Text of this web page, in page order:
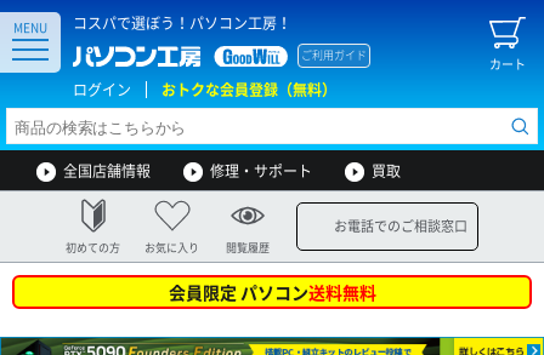
コスパで選ぼう！パソコン工房！
カート
ご利用ガイド
ログイン おトクな会員登録（無料）
MENU
全国店舗情報 修理・サポート 買取
初めての方 お気に入り 閲覧履歴
お電話でのご相談窓口
会員限定 パソコン送料無料